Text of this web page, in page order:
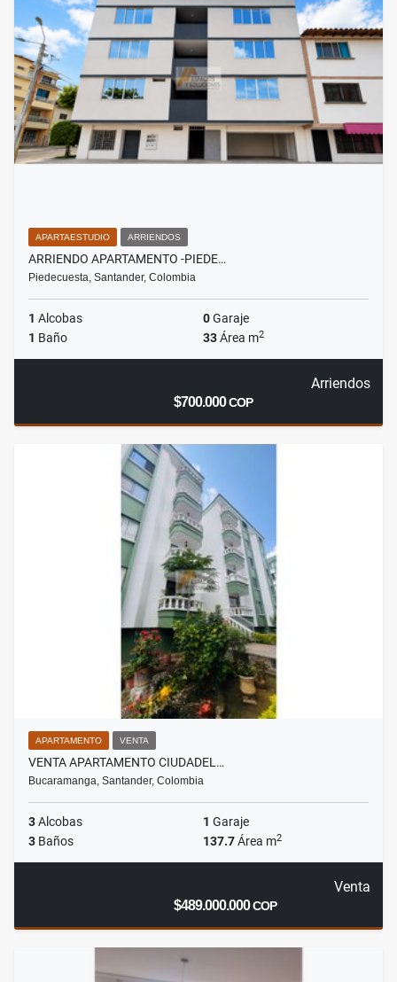
APARTAESTUDIO ARRIENDOS
ARRIENDO APARTAMENTO -PIEDE…
Piedecuesta, Santander, Colombia
1 Alcobas 0Garaje
1 Baño 33Área m2
Arriendos
$700.000COP
APARTAMENTO VENTA
VENTA APARTAMENTO CIUDADEL…
Bucaramanga, Santander, Colombia
3Alcobas 1 Garaje
3 Baños 137.7Área m2
Venta
$489.000.000COP